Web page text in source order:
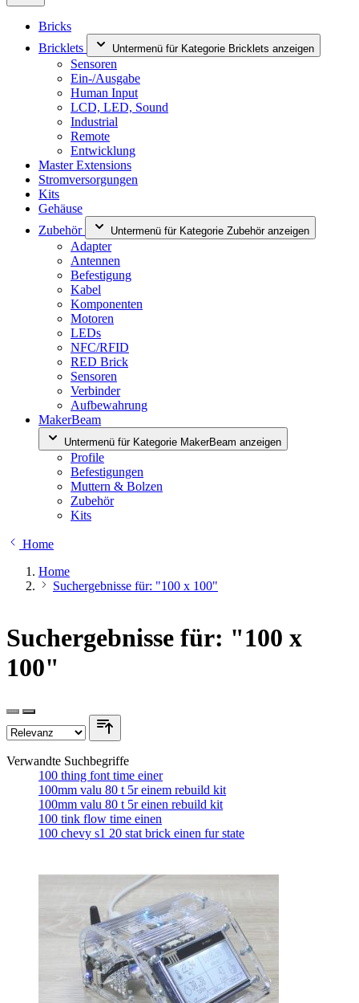
Bricks
Bricklets
Untermenü für Kategorie Bricklets anzeigen
Sensoren
Ein-/Ausgabe
Human Input
LCD, LED, Sound
Industrial
Remote
Entwicklung
Master Extensions
Stromversorgungen
Kits
Gehäuse
Zubehör
Untermenü für Kategorie Zubehör anzeigen
Adapter
Antennen
Befestigung
Kabel
Komponenten
Motoren
LEDs
NFC/RFID
RED Brick
Sensoren
Verbinder
Aufbewahrung
MakerBeam
Untermenü für Kategorie MakerBeam anzeigen
Profile
Befestigungen
Muttern & Bolzen
Zubehör
Kits
Home
Home
Suchergebnisse für: "100 x 100"
Suchergebnisse für: "100 x
100"
Verwandte Suchbegriffe
100 thing font time einer
100mm valu 80 t 5r einem rebuild kit
100mm valu 80 t 5r einen rebuild kit
100 tink flow time einen
100 chevy s1 20 stat brick einen fur state